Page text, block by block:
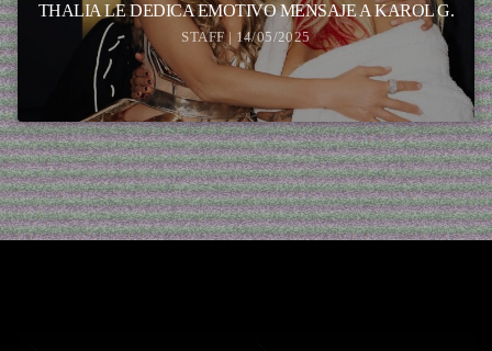
THALIA LE DEDICA EMOTIVO MENSAJE A KAROL G.
STAFF | 14/05/2025